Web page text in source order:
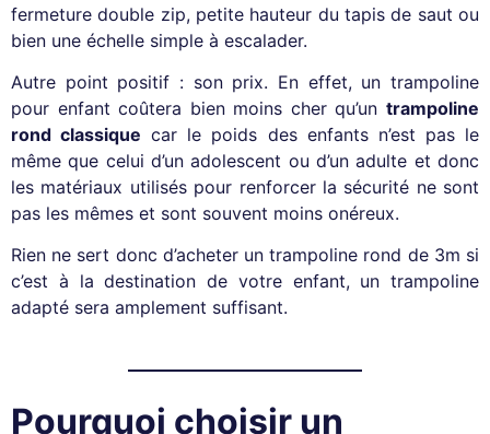
fermeture double zip, petite hauteur du tapis de saut ou
bien une échelle simple à escalader.
Autre point positif : son prix. En effet, un trampoline
pour enfant coûtera bien moins cher qu’un trampoline
rond classique car le poids des enfants n’est pas le
même que celui d’un adolescent ou d’un adulte et donc
les matériaux utilisés pour renforcer la sécurité ne sont
pas les mêmes et sont souvent moins onéreux.
Rien ne sert donc d’acheter un trampoline rond de 3m si
c’est à la destination de votre enfant, un trampoline
adapté sera amplement suffisant.
Pourquoi choisir un